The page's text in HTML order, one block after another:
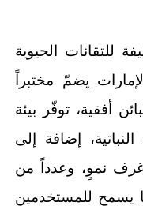
للتقانات الحيوية
يضمّ مختبراً
الأنسجة، يتكوّن من 5 كبائن أفقية، توفّر بيئة
إضافة إلى
نموٍ، وعدداً من
يسمح للمستخدمين